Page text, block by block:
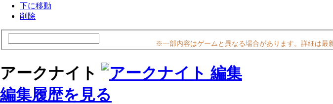
下に移動
削除
※一部内容はゲームと異なる場合があります。詳細は最
アークナイト
編集履歴を見る